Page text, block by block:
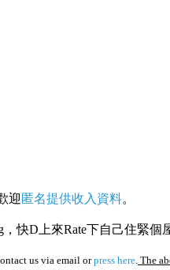
迎 匿名提供收入資料。
快D上來Rate下自己住緊個
us via email orpress here. The